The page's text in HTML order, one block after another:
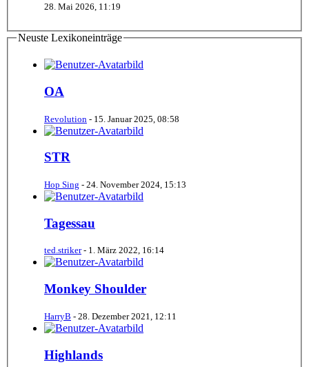
28. Mai 2026, 11:19
Neuste Lexikoneinträge
OA
Revolution - 15. Januar 2025, 08:58
STR
Hop Sing - 24. November 2024, 15:13
Tagessau
ted.striker- 1. März 2022, 16:14
Monkey Shoulder
HarryB - 28. Dezember 2021, 12:11
Highlands